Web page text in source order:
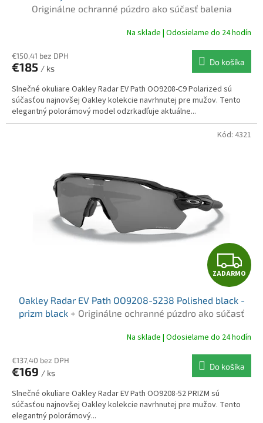
A
R
M
Originálne ochranné púzdro ako súčasť balenia
Na sklade | Odosielame do 24 hodín
€150,41 bez DPH
€185 / ks
Do košíka
Slnečné okuliare Oakley Radar EV Path OO9208-C9 Polarized sú
súčasťou najnovšej Oakley kolekcie navrhnutej pre mužov. Tento
elegantný polorámový model odzrkadľuje aktuálne...
Z
A
D
A
R
M
ZADARMO
Oakley Radar EV Path OO9208-5238 Polished black -
prizm black + Originálne ochranné púzdro ako súčasť
Na sklade | Odosielame do 24 hodín
€137,40 bez DPH
€169 / ks
Do košíka
Slnečné okuliare Oakley Radar EV Path OO9208-52 PRIZM sú
súčasťou najnovšej Oakley kolekcie navrhnutej pre mužov. Tento
elegantný polorámový...
Kód: 4321